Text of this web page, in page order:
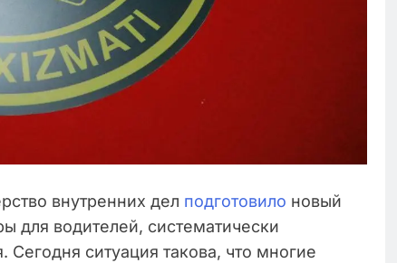
внутренних дел подготовило новый
для водителей, систематически
ситуация такова, что многие